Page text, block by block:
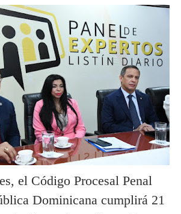
el Código Procesal Penal
Dominicana cumplirá 21